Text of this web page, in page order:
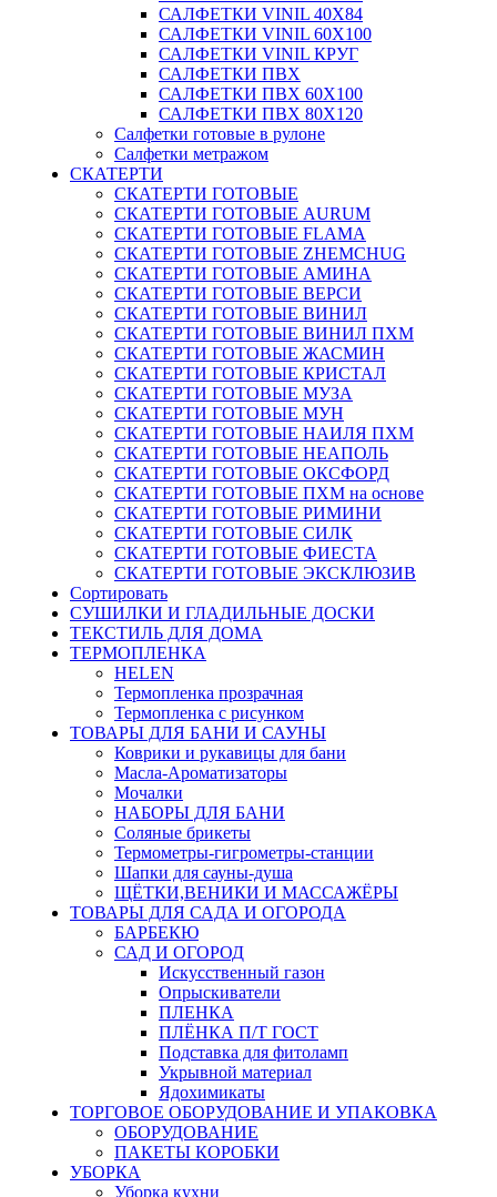
САЛФЕТКИ VINIL 40Х84
САЛФЕТКИ VINIL 60Х100
САЛФЕТКИ VINIL КРУГ
САЛФЕТКИ ПВХ
САЛФЕТКИ ПВХ 60Х100
САЛФЕТКИ ПВХ 80Х120
Салфетки готовые в рулоне
Салфетки метражом
СКАТЕРТИ
СКАТЕРТИ ГОТОВЫЕ
СКАТЕРТИ ГОТОВЫЕ AURUM
СКАТЕРТИ ГОТОВЫЕ FLAMA
СКАТЕРТИ ГОТОВЫЕ ZHEMCHUG
СКАТЕРТИ ГОТОВЫЕ АМИНА
СКАТЕРТИ ГОТОВЫЕ ВЕРСИ
СКАТЕРТИ ГОТОВЫЕ ВИНИЛ
СКАТЕРТИ ГОТОВЫЕ ВИНИЛ ПХМ
СКАТЕРТИ ГОТОВЫЕ ЖАСМИН
СКАТЕРТИ ГОТОВЫЕ КРИСТАЛ
СКАТЕРТИ ГОТОВЫЕ МУЗА
СКАТЕРТИ ГОТОВЫЕ МУН
СКАТЕРТИ ГОТОВЫЕ НАИЛЯ ПХМ
СКАТЕРТИ ГОТОВЫЕ НЕАПОЛЬ
СКАТЕРТИ ГОТОВЫЕ ОКСФОРД
СКАТЕРТИ ГОТОВЫЕ ПХМ на основе
СКАТЕРТИ ГОТОВЫЕ РИМИНИ
СКАТЕРТИ ГОТОВЫЕ СИЛК
СКАТЕРТИ ГОТОВЫЕ ФИЕСТА
СКАТЕРТИ ГОТОВЫЕ ЭКСКЛЮЗИВ
Сортировать
СУШИЛКИ И ГЛАДИЛЬНЫЕ ДОСКИ
ТЕКСТИЛЬ ДЛЯ ДОМА
ТЕРМОПЛЕНКА
HELEN
Термопленка прозрачная
Термопленка с рисунком
ТОВАРЫ ДЛЯ БАНИ И САУНЫ
Коврики и рукавицы для бани
Масла-Aроматизаторы
Мочалки
НАБОРЫ ДЛЯ БАНИ
Соляные брикеты
Термометры-гигрометры-станции
Шапки для сауны-душа
ЩЁТКИ,ВЕНИКИ И МАССАЖЁРЫ
ТОВАРЫ ДЛЯ САДА И ОГОРОДА
БАРБЕКЮ
САД И ОГОРОД
Искусственный газон
Опрыскиватели
ПЛЕНКА
ПЛЁНКА П/Т ГОСТ
Подставка для фитоламп
Укрывной материал
Ядохимикаты
ТОРГОВОЕ ОБОРУДОВАНИЕ И УПАКОВКА
ОБОРУДОВАНИЕ
ПАКЕТЫ КОРОБКИ
УБОРКА
Уборка кухни